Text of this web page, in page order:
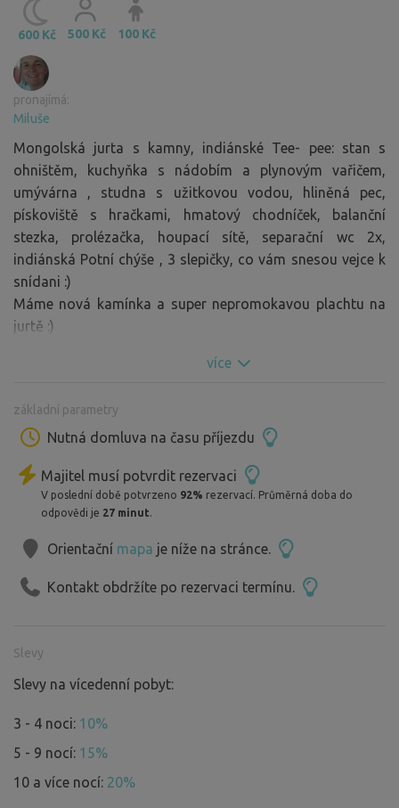
600 Kč 500 Kč 100 Kč
pronajímá:
Miluše
Mongolská jurta s kamny, indiánské Tee- pee: stan s
ohništěm, kuchyňka s nádobím a plynovým vařičem,
umývárna , studna s užitkovou vodou, hliněná pec,
pískoviště s hračkami, hmatový chodníček, balanční
stezka, prolézačka, houpací sítě, separační wc 2x,
indiánská Potní chýše , 3 slepičky, co vám snesou vejce k
snídani :)
Máme nová kamínka a super nepromokavou plachtu na
jurtě :)
více
základní parametry
Nutná domluva na času příjezdu
Majitel musí potvrdit rezervaci
V poslední době potvrzeno 92% rezervací. Průměrná doba do
odpovědi je 27 minut.
Orientační mapa je níže na stránce.
Kontakt obdržíte po rezervaci termínu.
Slevy
Slevy na vícedenní pobyt:
3 - 4 noci: 10%
5 - 9 nocí: 15%
10 a více nocí: 20%